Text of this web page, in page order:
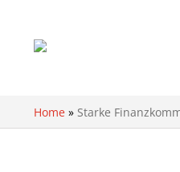
Home » Starke